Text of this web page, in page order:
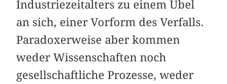
Industriezeitalters zu einem Übel
an sich, einer Vorform des Verfalls.
Paradoxerweise aber kommen
weder Wissenschaften noch
gesellschaftliche Prozesse, weder